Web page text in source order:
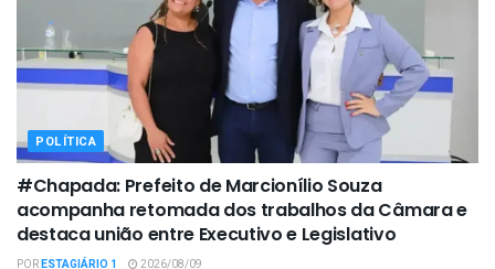
POLÍTICA
#Chapada: Prefeito de Marcionílio Souza
acompanha retomada dos trabalhos da Câmara e
destaca união entre Executivo e Legislativo
PORESTAGIÁRIO 1 2026/08/09